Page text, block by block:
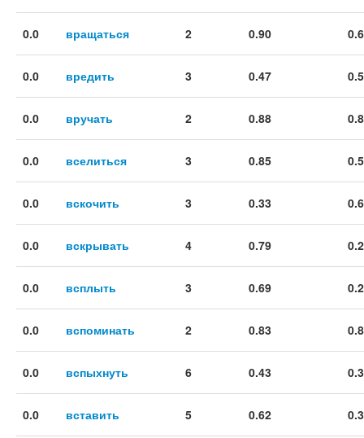
0.0 вращаться 2 0.90
0.0 вредить 3 0.47
0.0 вручать 2 0.88
0.0 вселиться 3 0.85
0.0 вскочить 3 0.33
0.0 вскрывать 4 0.79
0.0 всплыть 3 0.69
0.0 вспоминать 2 0.83
0.0 вспыхнуть 6 0.43
0.0 вставить 5 0.62